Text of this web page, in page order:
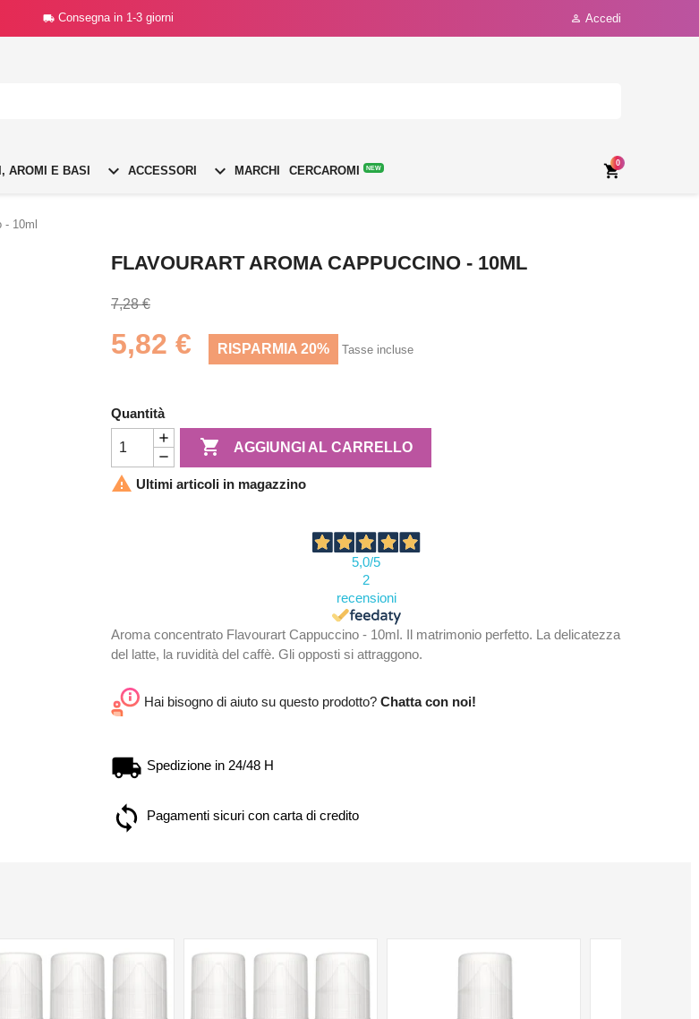
 Consegna in 1-3 giorni  Accedi
AROMI E BASI  ACCESSORI  MARCHI CERCAROMI NEW 
0
- 10ml
FLAVOURART AROMA CAPPUCCINO - 10ML
7,28 €
5,82 € RISPARMIA 20% Tasse incluse
Quantità
 AGGIUNGI AL CARRELLO
 Ultimi articoli in magazzino
5,0/5
2
recensioni
Aroma concentrato Flavourart Cappuccino - 10ml. Il matrimonio perfetto. La delicatezza
del latte, la ruvidità del caffè. Gli opposti si attraggono.
Hai bisogno di aiuto su questo prodotto? Chatta con noi!
Spedizione in 24/48 H
Pagamenti sicuri con carta di credito